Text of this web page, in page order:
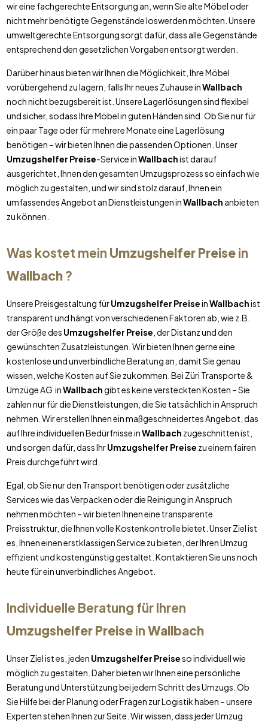
wir eine fachgerechte Entsorgung an, wenn Sie alte Möbel oder
nicht mehr benötigte Gegenstände loswerden möchten. Unsere
umweltgerechte Entsorgung sorgt dafür, dass alle Gegenstände
entsprechend den gesetzlichen Vorgaben entsorgt werden.
Darüber hinaus bieten wir Ihnen die Möglichkeit, Ihre Möbel
vorübergehend zu lagern, falls Ihr neues Zuhause inWallbach
noch nicht bezugsbereit ist. Unsere Lagerlösungen sind flexibel
und sicher, sodass Ihre Möbel in guten Händen sind. Ob Sie nur für
ein paar Tage oder für mehrere Monate eine Lagerlösung
benötigen – wir bieten Ihnen die passenden Optionen. Unser
Umzugshelfer Preise-Service inWallbachist darauf
ausgerichtet, Ihnen den gesamten Umzugsprozess so einfach wie
möglich zu gestalten, und wir sind stolz darauf, Ihnen ein
umfassendes Angebot an Dienstleistungen inWallbach anbieten
zu können.
Was kostet mein Umzugshelfer Preisein
Wallbach?
Unsere Preisgestaltung fürUmzugshelfer PreiseinWallbachist
transparent und hängt von verschiedenen Faktoren ab, wie z.B.
der Größe des Umzugshelfer Preise , der Distanz und den
gewünschten Zusatzleistungen. Wir bieten Ihnen gerne eine
kostenlose und unverbindliche Beratung an, damit Sie genau
wissen, welche Kosten auf Sie zukommen. Bei Züri Transporte &
Umzüge AG inWallbachgibt es keine versteckten Kosten – Sie
zahlen nur für die Dienstleistungen, die Sie tatsächlich in Anspruch
nehmen. Wir erstellen Ihnen ein maßgeschneidertes Angebot, das
auf Ihre individuellen Bedürfnisse inWallbach zugeschnitten ist,
und sorgen dafür, dass IhrUmzugshelfer Preise zu einem fairen
Preis durchgeführt wird.
Egal, ob Sie nur den Transport benötigen oder zusätzliche
Services wie das Verpacken oder die Reinigung in Anspruch
nehmen möchten – wir bieten Ihnen eine transparente
Preisstruktur, die Ihnen volle Kostenkontrolle bietet. Unser Ziel ist
es, Ihnen einen erstklassigen Service zu bieten, der Ihren Umzug
effizient und kostengünstig gestaltet. Kontaktieren Sie uns noch
heute für ein unverbindliches Angebot.
Individuelle Beratung für Ihren
Umzugshelfer PreiseinWallbach
Unser Ziel ist es, jeden Umzugshelfer Preiseso individuell wie
möglich zu gestalten. Daher bieten wir Ihnen eine persönliche
Beratung und Unterstützung bei jedem Schritt des Umzugs. Ob
Sie Hilfe bei der Planung oder Fragen zur Logistik haben – unsere
Experten stehen Ihnen zur Seite. Wir wissen, dass jeder Umzug